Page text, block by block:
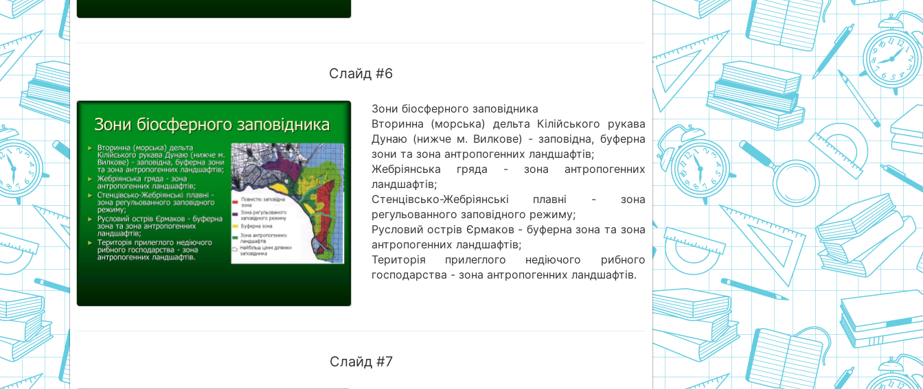
Слайд #6
Зони біосферного заповідника
Вторинна (морська) дельта Кілійського рукава
Дунаю (нижче м. Вилкове) - заповідна, буферна
зони та зона антропогенних ландшафтів;
Жебріянська гряда - зона антропогенних
ландшафтів;
Стенцівсько-Жебріянські плавні - зона
регульованного заповідного режиму;
Русловий острів Єрмаков - буферна зона та зона
антропогенних ландшафтів;
Територія прилеглого недіючого рибного
господарства - зона антропогенних ландшафтів.
Слайд #7